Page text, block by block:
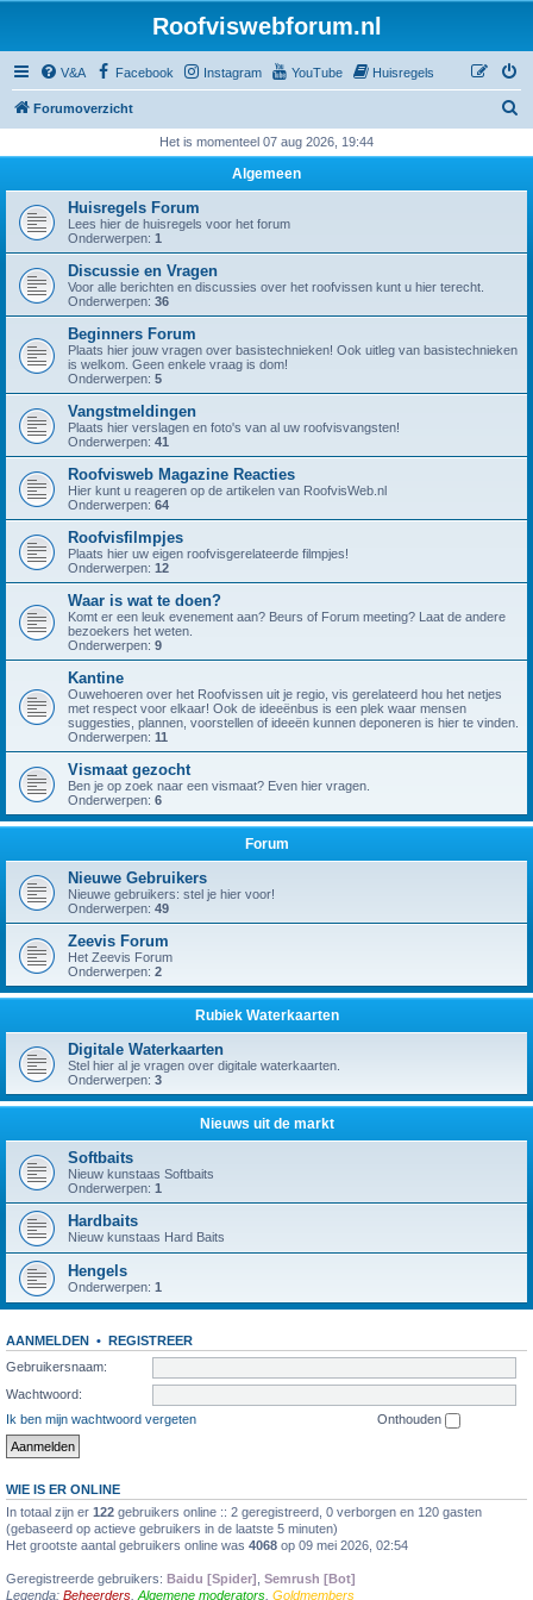
Roofviswebforum.nl
V&A Facebook Instagram YouTube Huisregels
Forumoverzicht
k
Het is momenteel 07 aug 2026, 19:44
Algemeen
Huisregels Forum
Lees hier de huisregels voor het forum
Onderwerpen: 1
Discussie en Vragen
Voor alle berichten en discussies over het roofvissen kunt u hier terecht.
Onderwerpen: 36
Beginners Forum
Plaats hier jouw vragen over basistechnieken! Ook uitleg van basistechnieken
is welkom. Geen enkele vraag is dom!
Onderwerpen: 5
Vangstmeldingen
Plaats hier verslagen en foto's van al uw roofvisvangsten!
Onderwerpen: 41
Roofvisweb Magazine Reacties
Hier kunt u reageren op de artikelen van RoofvisWeb.nl
Onderwerpen: 64
Roofvisfilmpjes
Plaats hier uw eigen roofvisgerelateerde filmpjes!
Onderwerpen: 12
Waar is wat te doen?
Komt er een leuk evenement aan? Beurs of Forum meeting? Laat de andere
bezoekers het weten.
Onderwerpen: 9
Kantine
Ouwehoeren over het Roofvissen uit je regio, vis gerelateerd hou het netjes
met respect voor elkaar! Ook de ideeënbus is een plek waar mensen
suggesties, plannen, voorstellen of ideeën kunnen deponeren is hier te vinden.
Onderwerpen: 11
Vismaat gezocht
Ben je op zoek naar een vismaat? Even hier vragen.
Onderwerpen: 6
Forum
Nieuwe Gebruikers
Nieuwe gebruikers: stel je hier voor!
Onderwerpen: 49
Zeevis Forum
Het Zeevis Forum
Onderwerpen: 2
Rubiek Waterkaarten
Digitale Waterkaarten
Stel hier al je vragen over digitale waterkaarten.
Onderwerpen: 3
Nieuws uit de markt
Softbaits
Nieuw kunstaas Softbaits
Onderwerpen: 1
Hardbaits
Nieuw kunstaas Hard Baits
Hengels
Onderwerpen: 1
AANMELDEN • REGISTREER
Gebruikersnaam:
Wachtwoord:
Ik ben mijn wachtwoord vergeten
Onthouden
WIE IS ER ONLINE
In totaal zijn er 122 gebruikers online :: 2 geregistreerd, 0 verborgen en 120 gasten
(gebaseerd op actieve gebruikers in de laatste 5 minuten)
Het grootste aantal gebruikers online was 4068 op 09 mei 2026, 02:54
Geregistreerde gebruikers: Baidu [Spider] Semrush [Bot]
Legenda: Beheerders Algemene moderators Goldmembers